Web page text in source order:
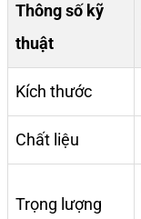
Thông số kỹ
thuật
Kích thước
Chất liệu
Trọng lượng